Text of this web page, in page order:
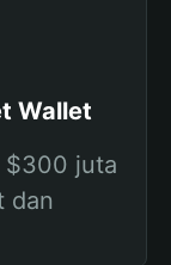
Wallet
$300 juta
dan